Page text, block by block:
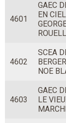
4601
GAEC
EN
4602
SCEA
NOE
4603
GAEC
LE